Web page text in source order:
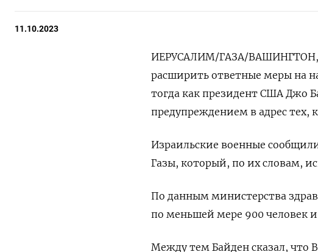
11.10.2023
ИЕРУСАЛИМ/ГАЗА/ВАШИНГТОН,
расширить ответные меры на
тогда как президент США Джо
предупреждением в адрес тех,
Израильские военные
Газы, который, по их словам,
По данным министерства
по меньшей мере 900 человек
Между тем Байден сказал, что